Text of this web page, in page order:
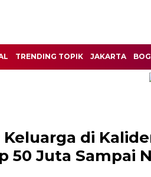
TRENDING TOPIK JAKARTA
di
50 Juta Sampai